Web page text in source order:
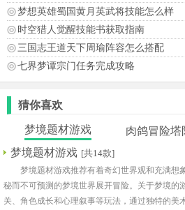
梦想英雄蜀国黄月英武将技能怎么样
时空猎人觉醒技能书获取指南
三国志王道天下周瑜阵容怎么搭配
七界梦谭宗门任务完成攻略
猜你喜欢
梦境题材游戏
梦境题材游戏 [共14款]
梦境题材游戏推荐有着奇幻世界观和充满想
秘而不可预测的梦境世界展开冒险。关于梦境的
关、角色成长和心理叙事等玩法，通过独特的美